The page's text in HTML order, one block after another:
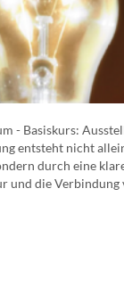
- Basiskurs:
entsteht nicht
durch eine
und die Verbindung